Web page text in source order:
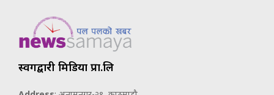
स्वर्गद्वारी मिडिया प्रा.लि